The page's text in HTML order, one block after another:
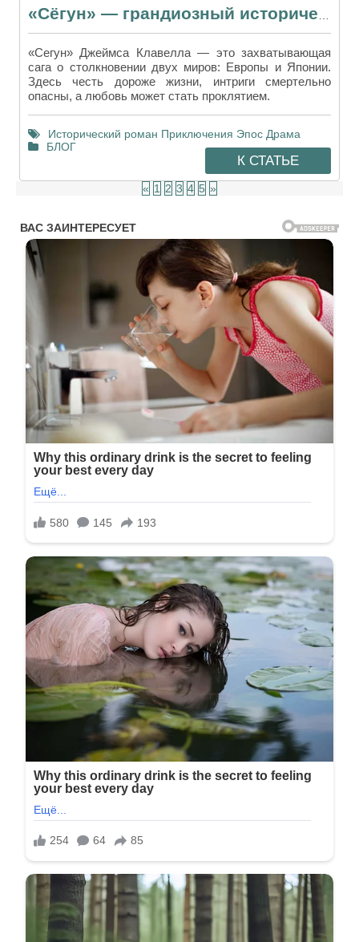
«Сегун» Джеймса Клавелла — это захватывающая
сага о столкновении двух миров: Европы и Японии.
Здесь честь дороже жизни, интриги смертельно
опасны, а любовь может стать проклятием.
Исторический роман Приключения Эпос Драма
БЛОГ
К СТАТЬЕ
« 1 2 3 4 5 »